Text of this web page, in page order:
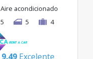
Aire acondicionado
5
5 4
9.49 Excelente